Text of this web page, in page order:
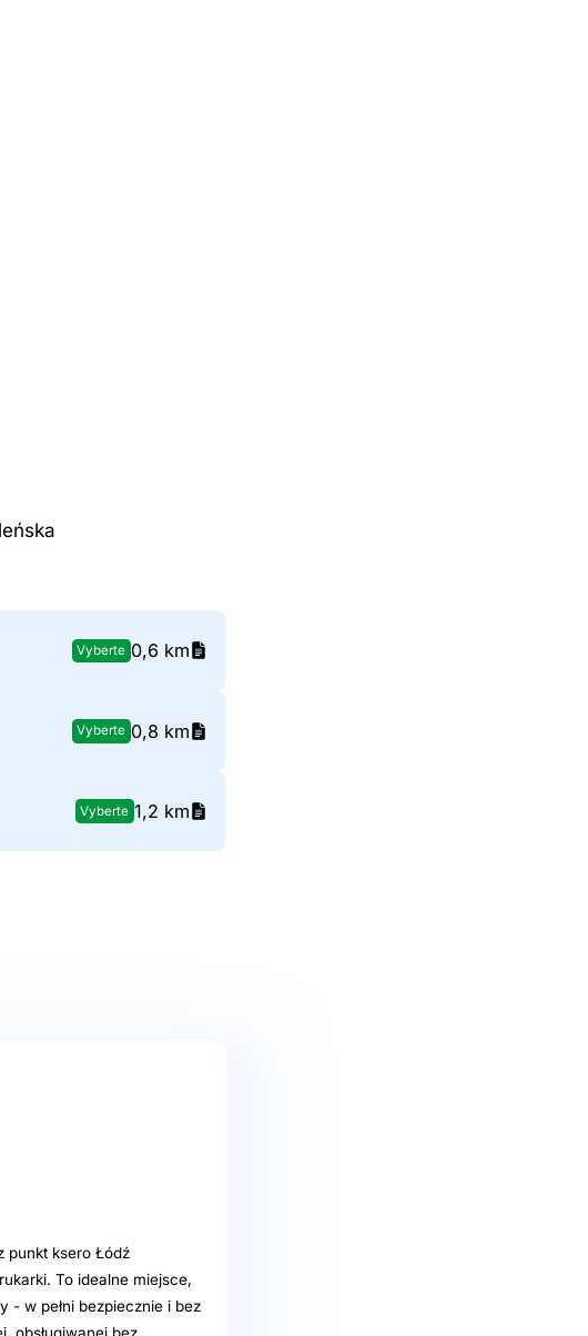
Vyberte 0,6 km
Vyberte 0,8 km
Vyberte 1,2 km
punkt ksero Łódź
To idealne miejsce,
- w pełni bezpiecznie i bez